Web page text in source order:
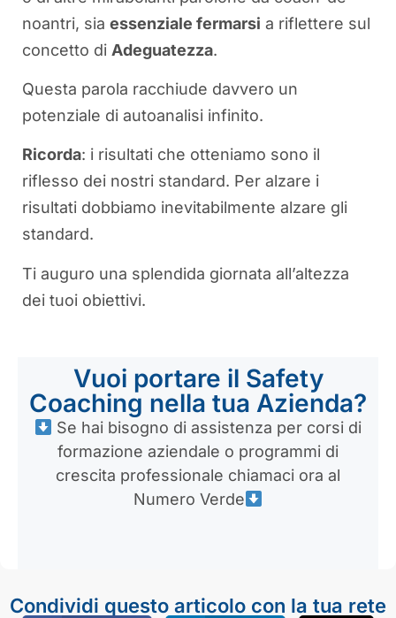
noantri, sia essenziale fermarsi a riflettere sul
concetto di Adeguatezza.
Questa parola racchiude davvero un
potenziale di autoanalisi infinito.
Ricorda: i risultati che otteniamo sono il
riflesso dei nostri standard. Per alzare i
risultati dobbiamo inevitabilmente alzare gli
standard.
Ti auguro una splendida giornata all’altezza
dei tuoi obiettivi.
Vuoi portare il Safety
Coaching nella tua Azienda?
Se hai bisogno di assistenza per corsi di
formazione aziendale o programmi di
crescita professionale chiamaci ora al
Numero Verde
Condividi questo articolo con la tua rete